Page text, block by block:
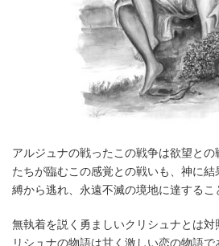
アルジュナの戦ったこの戦争は欲望と
たちが臨むこの感覚との戦いも、神に
縛から逃れ、永遠不滅の境地に達するこ
無執着を説く勇ましいクリシュナとは対
リシュナの物語は甘く激しい恋の物語